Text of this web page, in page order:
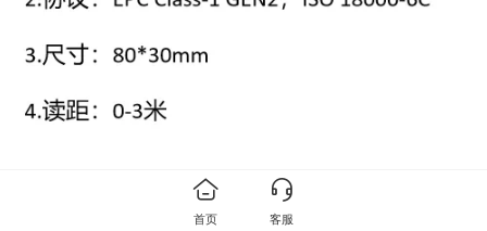
首页 客服